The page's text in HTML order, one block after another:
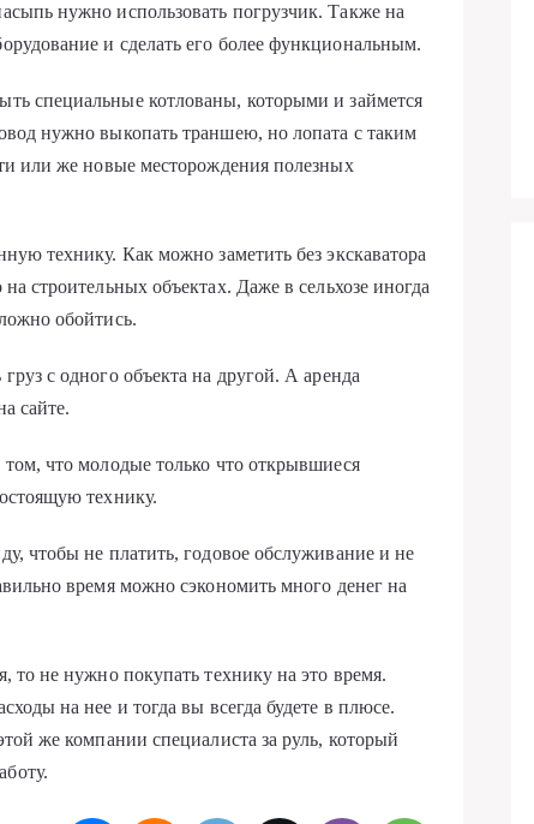
нужно использовать погрузчик. Также на
и сделать его более функциональным.
специальные котлованы, которыми и займется
нужно выкопать траншею, но лопата с таким
или же новые месторождения полезных
технику. Как можно заметить без экскаватора
строительных объектах. Даже в сельхозе иногда
обойтись.
с одного объекта на другой. А аренда
сайте.
что молодые только что открывшиеся
технику.
чтобы не платить, годовое обслуживание и не
время можно сэкономить много денег на
не нужно покупать технику на это время.
на нее и тогда вы всегда будете в плюсе.
же компании специалиста за руль, который